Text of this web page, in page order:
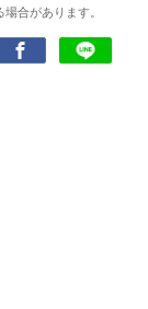
ゲームライタ
合があります。